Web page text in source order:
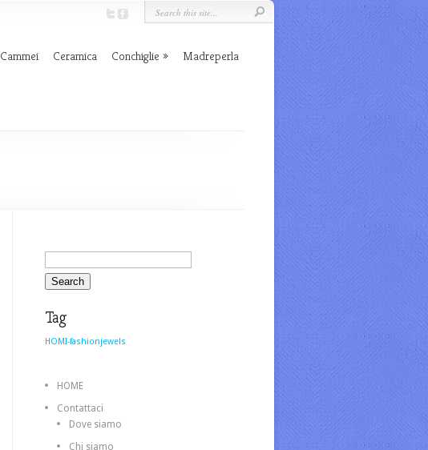
Cammei Ceramica Conchiglie Madreperla
Tag
HOMI-fashionjewels
HOME
Contattaci
Dove siamo
Chi siamo